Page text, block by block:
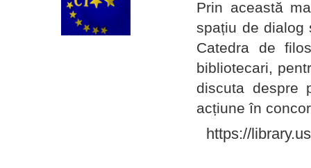
Prin această
spațiu de dialog
Catedra de
bibliotecari,
discuta despre
acțiune în
https://